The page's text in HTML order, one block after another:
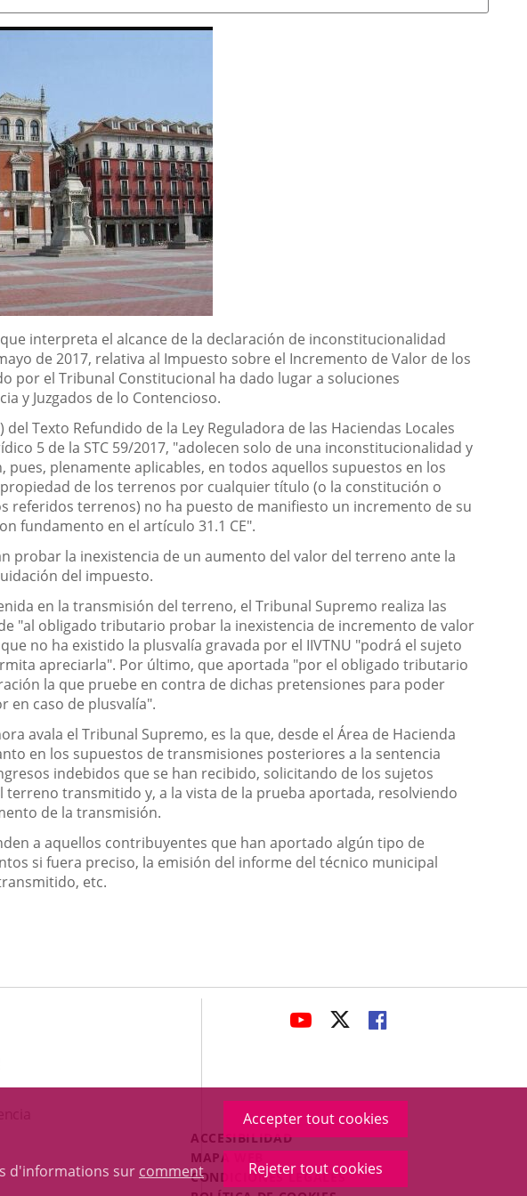
d'informations sur comment
Accepter tout cookies
Rejeter tout cookies
interpreta el alcance de la declaración de inconstitucionalidad
de 2017, relativa al Impuesto sobre el Incremento de Valor de los
por el Tribunal Constitucional ha dado lugar a soluciones
y Juzgados de lo Contencioso.
Texto Refundido de la Ley Reguladora de las Haciendas Locales
5 de la STC 59/2017, "adolecen solo de una inconstitucionalidad y
plenamente aplicables, en todos aquellos supuestos en los
de los terrenos por cualquier título (o la constitución o
terrenos) no ha puesto de manifiesto un incremento de su
fundamento en el artículo 31.1 CE".
probar la inexistencia de un aumento del valor del terreno ante la
del impuesto.
en la transmisión del terreno, el Tribunal Supremo realiza las
"al obligado tributario probar la inexistencia de incremento de valor
no ha existido la plusvalía gravada por el IIVTNU "podrá el sujeto
apreciarla". Por último, que aportada "por el obligado tributario
la que pruebe en contra de dichas pretensiones para poder
en caso de plusvalía".
avala el Tribunal Supremo, es la que, desde el Área de Hacienda
en los supuestos de transmisiones posteriores a la sentencia
indebidos que se han recibido, solicitando de los sujetos
transmitido y, a la vista de la prueba aportada, resolviendo
de la transmisión.
a aquellos contribuyentes que han aportado algún tipo de
si fuera preciso, la emisión del informe del técnico municipal
etc.
abrirá
ENLACE
APLICACIÓN
EXTERNA.
ENLACE
APLICACIÓN
EXTERNA.
ENLACE
APLICACIÓN
EXTERNA.
Menú
Legal
Footer
ACCESIBILIDAD
MAPA WEB
CONDICIONES LEGALES